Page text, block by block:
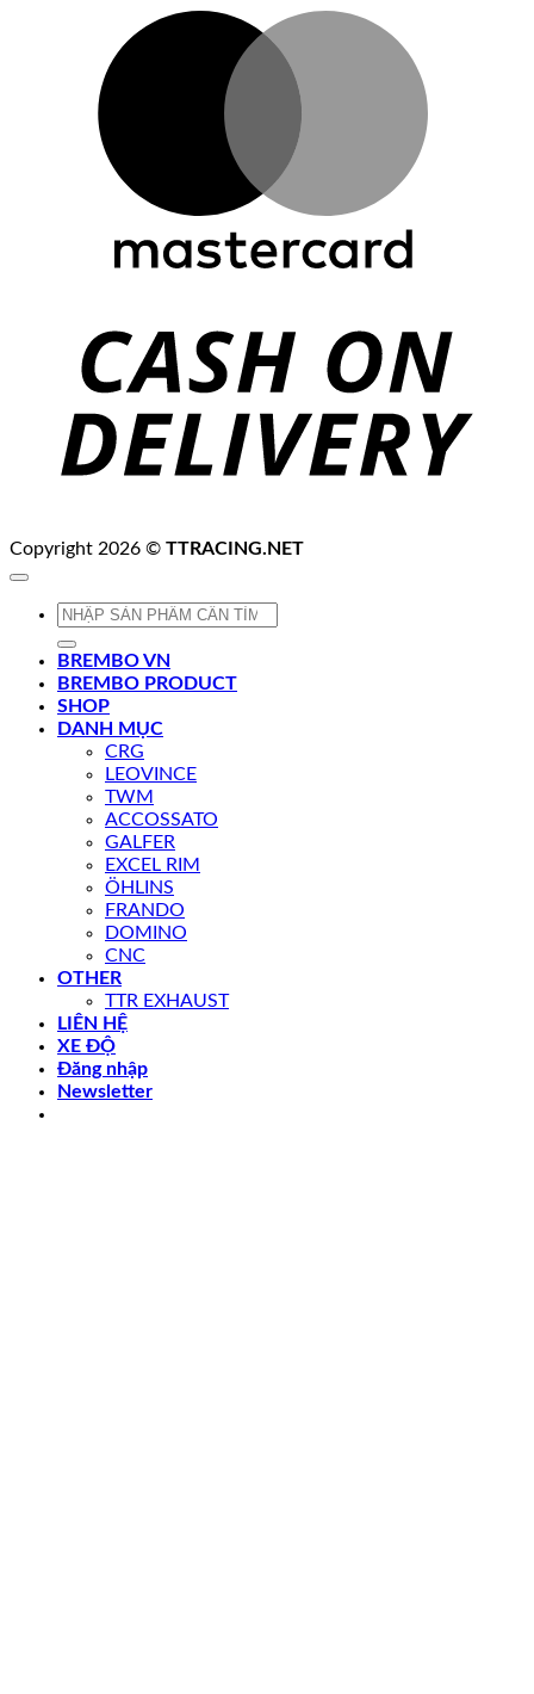
Copyright 2026 © TTRACING.NET
Tìm
BREMBO VN
BREMBO PRODUCT
SHOP
DANH MỤC
CRG
LEOVINCE
TWM
ACCOSSATO
GALFER
EXCEL RIM
ÖHLINS
FRANDO
DOMINO
CNC
OTHER
TTR EXHAUST
LIÊN HỆ
XE ĐỘ
Đăng nhập
Newsletter